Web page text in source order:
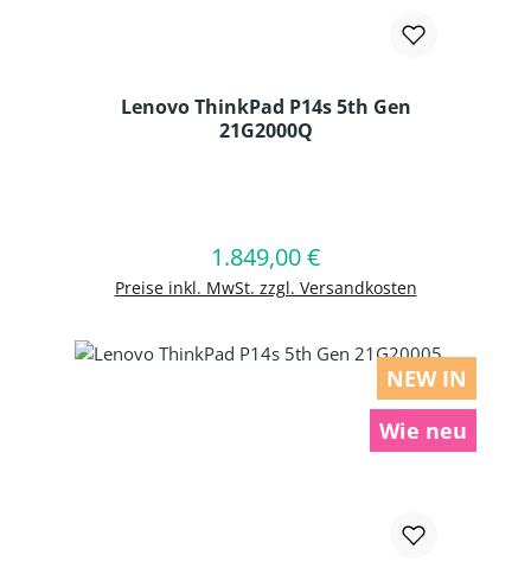
Lenovo ThinkPad P14s 5th Gen
21G2000Q
Regulärer Preis:
1.849,00 €
Preise inkl. MwSt. zzgl. Versandkosten
In den Warenkorb
NEW IN
Wie neu